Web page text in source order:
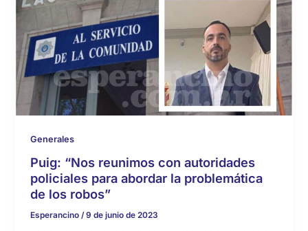
Generales
Puig: “Nos reunimos con autoridades
policiales para abordar la problemática
de los robos”
Esperancino/9 de junio de 2023